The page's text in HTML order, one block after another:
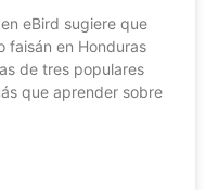
eBird sugiere que
faisán en Honduras
de tres populares
que aprender sobre